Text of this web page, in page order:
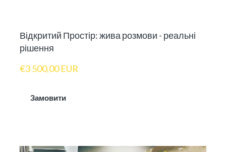
Відкритий Простір: жива розмови - реальні
рішення
€3 500,00 EUR
Замовити